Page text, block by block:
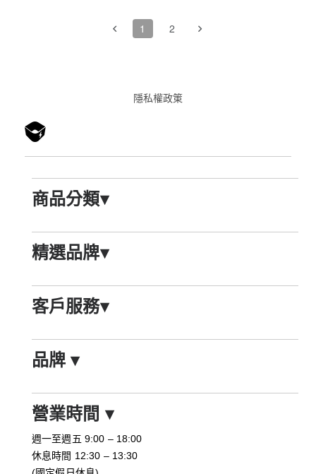
1 2
隱私權政䇿
商品分類▾
精選品牌▾
客戶服務▾
品牌▾
營業時間 ▾
週一至週五 9:00 – 18:00
休息時間 12:30 – 13:30